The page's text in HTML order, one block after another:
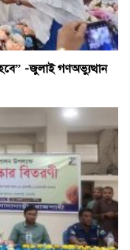
-জুলাই গণঅভ্যুত্থান